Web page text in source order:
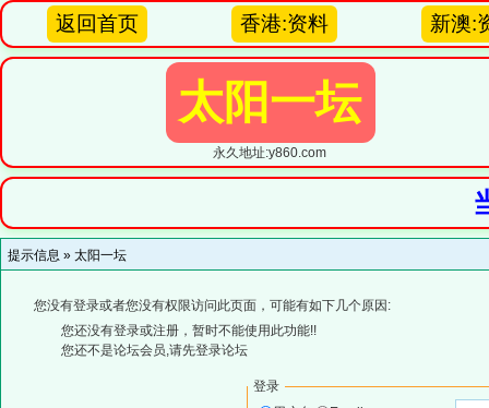
返回首页 香港:资料 新澳:
太阳一坛
永久地址:y860.com
提示信息 » 太阳一坛
您没有登录或者您没有权限访问此页面，可能有如下几个原因:
您还没有登录或注册，暂时不能使用此功能!!
您还不是论坛会员,请先登录论坛
登录